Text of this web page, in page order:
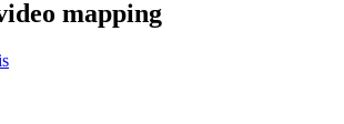
mapping